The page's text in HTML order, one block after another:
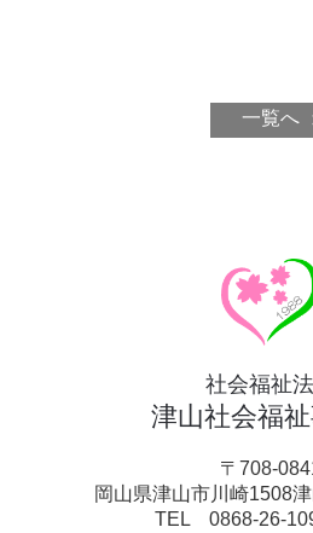
一覧へ
社会福祉
津山社会福
〒708-
岡山県津山市川崎1508
TEL 0868-26-